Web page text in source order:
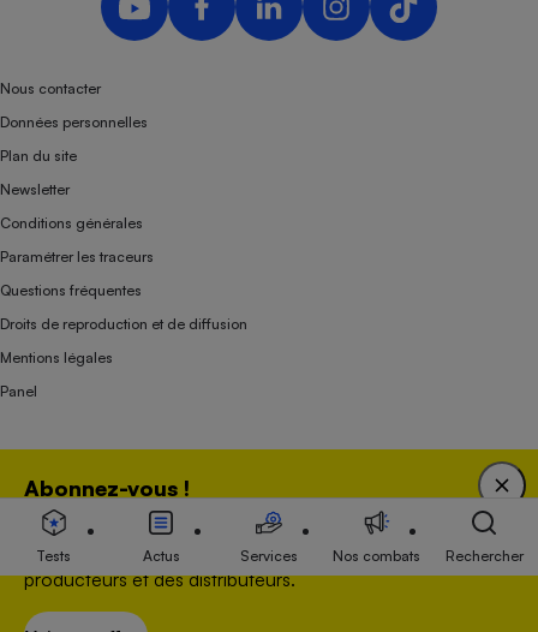
Abonnez-vous !
Bénéficiez d'une expertise unique tout en soutenant
une association 100 % indépendante de l'Etat, des
producteurs et des distributeurs.
Nous contacter
Données personnelles
Plan du site
Newsletter
Conditions générales
Paramétrer les traceurs
Questions fréquentes
Droits de reproduction et de diffusion
Mentions légales
Panel
Association indépendante de l’État, des syndicats, des producteurs et des
distributeurs depuis 1951.
Tests Actus Services Nos combats Rechercher